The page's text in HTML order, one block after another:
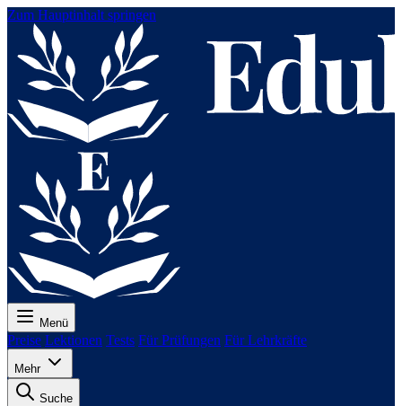
Zum Hauptinhalt springen
Menü
Preise Lektionen Tests Für Prüfungen Für Lehrkräfte
Mehr
Suche